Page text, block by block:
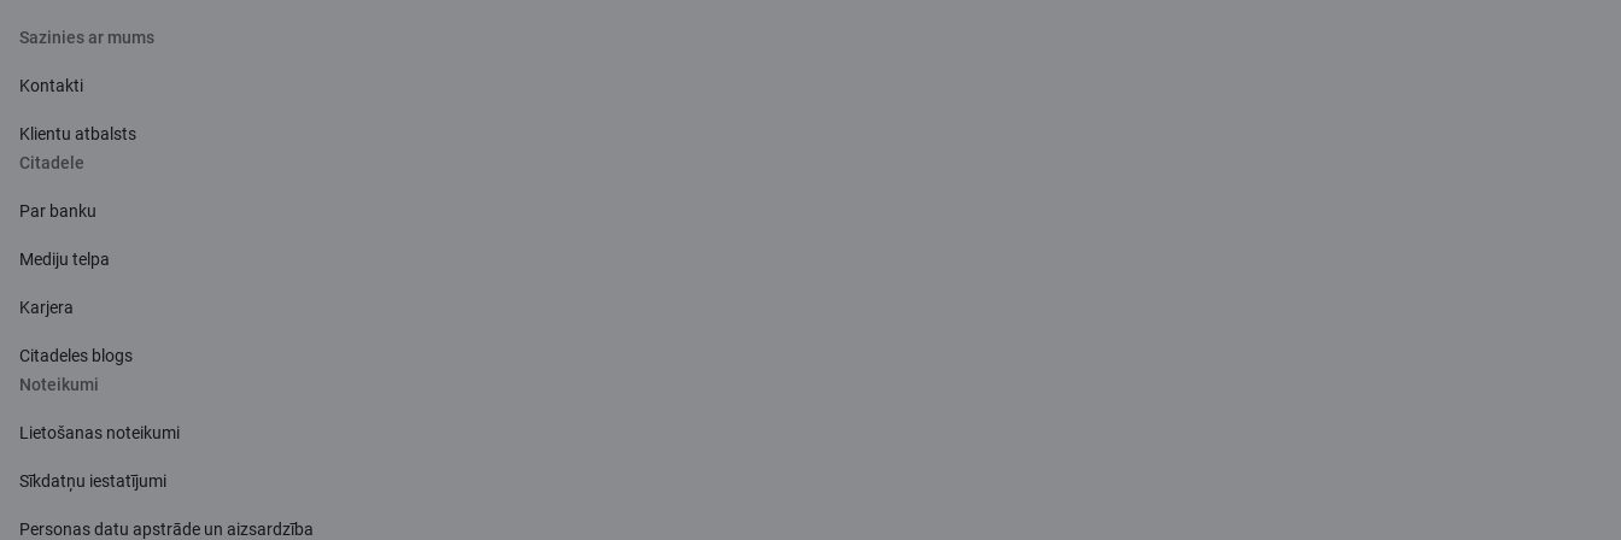
Sazinies ar mums
Kontakti
Klientu atbalsts
Citadele
Par banku
Mediju telpa
Karjera
Citadeles blogs
Noteikumi
Lietošanas noteikumi
Sīkdatņu iestatījumi
Personas datu apstrāde un aizsardzība